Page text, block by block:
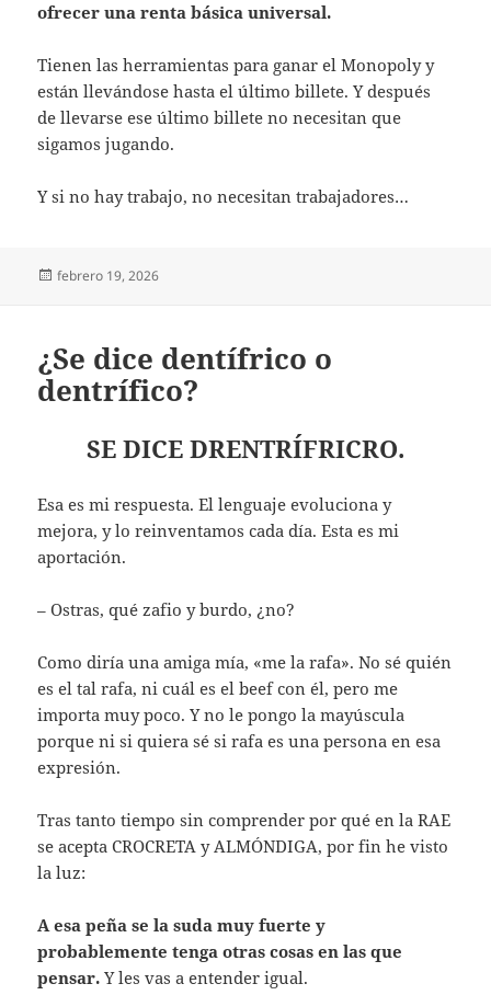
ofrecer una renta básica universal.
Tienen las herramientas para ganar el Monopoly y
están llevándose hasta el último billete. Y después
de llevarse ese último billete no necesitan que
sigamos jugando.
Y si no hay trabajo, no necesitan trabajadores…
Publicado
febrero 19, 2026
¿Se dice dentífrico o
dentrífico?
SE DICE DRENTRÍFRICRO.
Esa es mi respuesta. El lenguaje evoluciona y
mejora, y lo reinventamos cada día. Esta es mi
aportación.
– Ostras, qué zafio y burdo, ¿no?
Como diría una amiga mía, «me la rafa». No sé quién
es el tal rafa, ni cuál es el beef con él, pero me
importa muy poco. Y no le pongo la mayúscula
porque ni si quiera sé si rafa es una persona en esa
expresión.
Tras tanto tiempo sin comprender por qué en la RAE
se acepta CROCRETA y ALMÓNDIGA, por fin he visto
la luz:
A esa peña se la suda muy fuerte y
probablemente tenga otras cosas en las que
pensar. Y les vas a entender igual.